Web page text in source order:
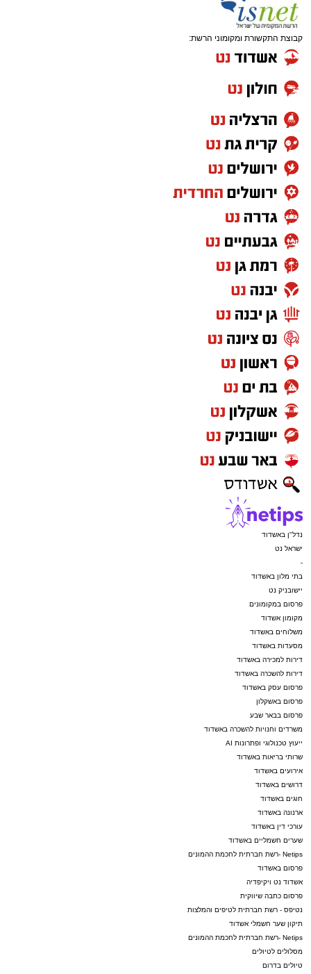
קבוצת התקשורת ומקומוני הרשת:
נדל"ן באשדוד
ישראל נט
-
בתי מלון באשדוד
יישובניק נט
פרסום במקומונים
מקומון אשדוד
משלוחים באשדוד
מסעדות באשדוד
דירות למכירה באשדוד
דירות להשכרה באשדוד
פרסום עסק באשדוד
פרסום באשקלון
פרסום בבאר שבע
משרדים וחנויות להשכרה באשדוד
ייעוץ טכנולוגי ופתרונות AI
שרותי בריאות באשדוד
אירועים באשדוד
דרושים באשדוד
חוגים באשדוד
ארנונה באשדוד
עורכי דין באשדוד
שערים חשמליים באשדוד
Netips -רשת חברתית לחכמת ההמונים
פרסום באשדוד
אשדוד נט ויקיפדיה
פרסום כתבה שיווקית
נטיפס - רשת חברתית לטיפים והמלצות
תיקון שער חשמלי אשדוד
Netips -רשת חברתית לחכמת ההמונים
מסלולים לטיולים
טיולים בדרום